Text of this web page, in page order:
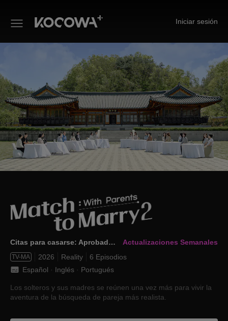
Iniciar sesión
Citas para casarse:
Citas para casarse: Aprobadas por los padres 2 Actualizaciones Semanales
TV-MA 2026 Reality
6 Episodios
Español · Inglés · Portugués
Los solteros y sus madres se reúnen una vez más para vivir la
aventura de la búsqueda de pareja más realista.